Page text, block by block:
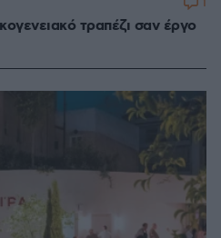
τραπέζι σαν έργο
1